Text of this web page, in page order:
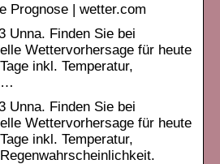
Prognose | wetter.com
Unna. Finden Sie bei
Wettervorhersage für heute
inkl. Temperatur,
…
Unna. Finden Sie bei
Wettervorhersage für heute
inkl. Temperatur,